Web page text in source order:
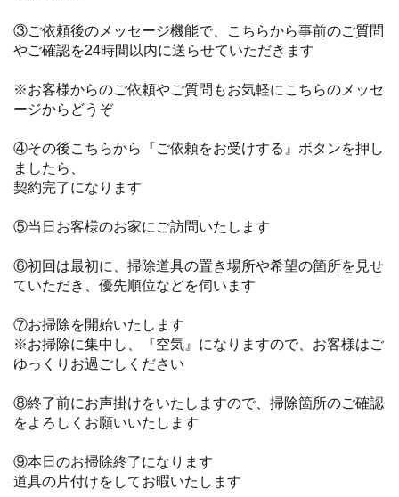
③ご依頼後のメッセージ機能で、こちらから事前のご質問
やご確認を24時間以内に送らせていただきます
※お客様からのご依頼やご質問もお気軽にこちらのメッセ
ージからどうぞ
④その後こちらから『ご依頼をお受けする』ボタンを押し
ましたら、
契約完了になります
⑤当日お客様のお家にご訪問いたします
⑥初回は最初に、掃除道具の置き場所や希望の箇所を見せ
ていただき、優先順位などを伺います
⑦お掃除を開始いたします
※お掃除に集中し、『空気』になりますので、お客様はご
ゆっくりお過ごしください
⑧終了前にお声掛けをいたしますので、掃除箇所のご確認
をよろしくお願いいたします
⑨本日のお掃除終了になります
道具の片付けをしてお暇いたします